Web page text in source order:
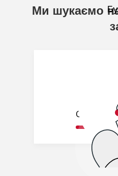
Ми шукаємо